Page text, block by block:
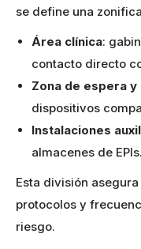
se define una
Área clínica:
contacto directo
Zona de espera
dispositivos
Instalaciones
almacenes de EPIs.
Esta división
protocolos y
riesgo.